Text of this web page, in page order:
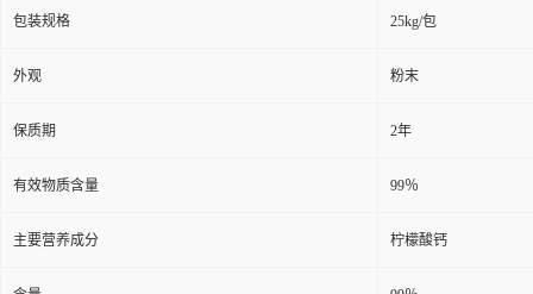
包装规格 25kg/包
外观 粉末
保质期 2年
有效物质含量 99％
主要营养成分 柠檬酸钙